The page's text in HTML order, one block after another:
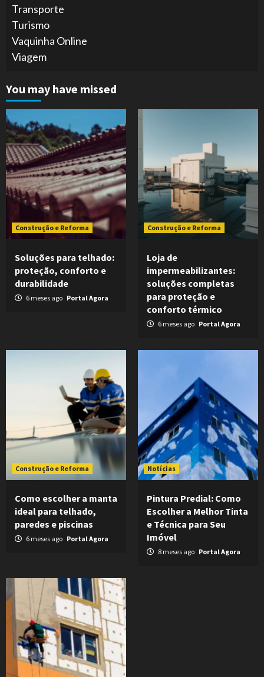
Transporte
Turismo
Vaquinha Online
Viagem
You may have missed
Construção e Reforma
Soluções para telhado:
proteção, conforto e
durabilidade
6 meses ago Portal Agora
Construção e Reforma
Loja de
impermeabilizantes:
soluções completas
para proteção e
conforto térmico
6 meses ago Portal Agora
Construção e Reforma
Como escolher a manta
ideal para telhado,
paredes e piscinas
6 meses ago Portal Agora
Notícias
Pintura Predial: Como
Escolher a Melhor Tinta
e Técnica para Seu
Imóvel
8 meses ago Portal Agora